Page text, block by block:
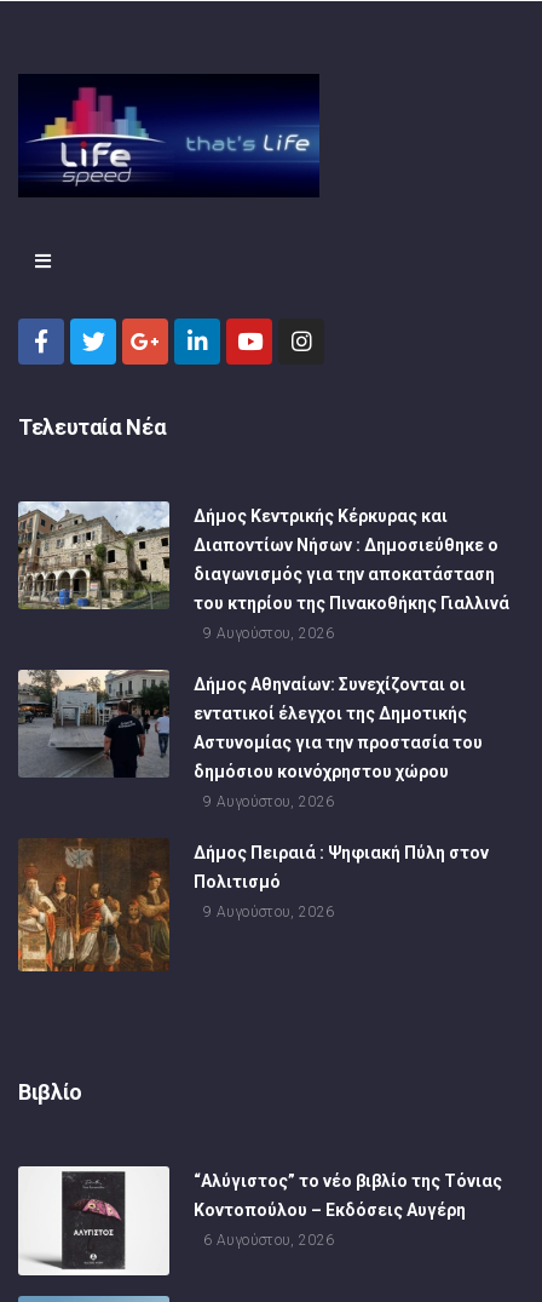
Τελευταία Νέα
Δήμος Κεντρικής Κέρκυρας και
Διαποντίων Νήσων : Δημοσιεύθηκε ο
διαγωνισμός για την αποκατάσταση
του κτηρίου της Πινακοθήκης Γιαλλινά
9 Αυγούστου, 2026
Δήμος Αθηναίων: Συνεχίζονται οι
εντατικοί έλεγχοι της Δημοτικής
Αστυνομίας για την προστασία του
δημόσιου κοινόχρηστου χώρου
9 Αυγούστου, 2026
Δήμος Πειραιά : Ψηφιακή Πύλη στον
Πολιτισμό
9 Αυγούστου, 2026
Βιβλίο
“Αλύγιστος” το νέο βιβλίο της Τόνιας
Κοντοπούλου – Εκδόσεις Αυγέρη
6 Αυγούστου, 2026